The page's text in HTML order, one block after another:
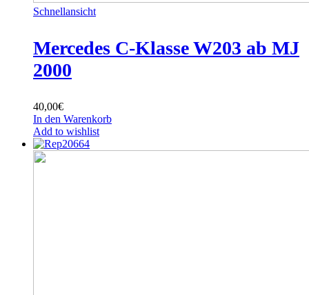
Schnellansicht
Mercedes C-Klasse W203 ab MJ
2000
40,00€
In den Warenkorb
Add to wishlist